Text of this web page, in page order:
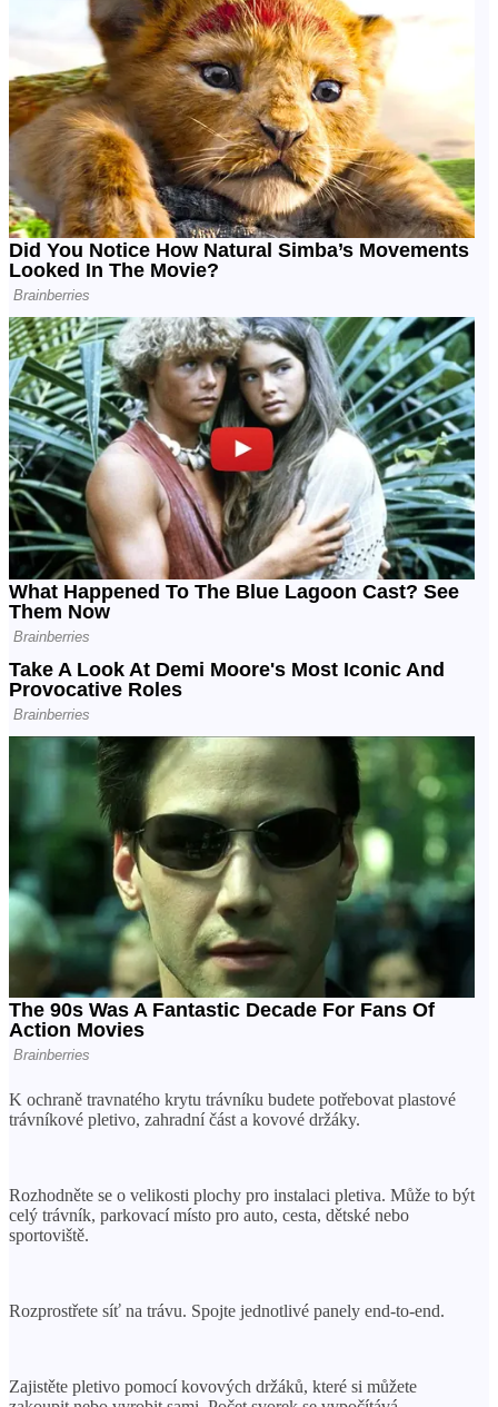
K ochraně travnatého krytu trávníku budete potřebovat plastové
trávníkové pletivo, zahradní část a kovové držáky.
Rozhodněte se o velikosti plochy pro instalaci pletiva. Může to být
celý trávník, parkovací místo pro auto, cesta, dětské nebo
sportoviště.
Rozprostřete síť na trávu. Spojte jednotlivé panely end-to-end.
Zajistěte pletivo pomocí kovových držáků, které si můžete